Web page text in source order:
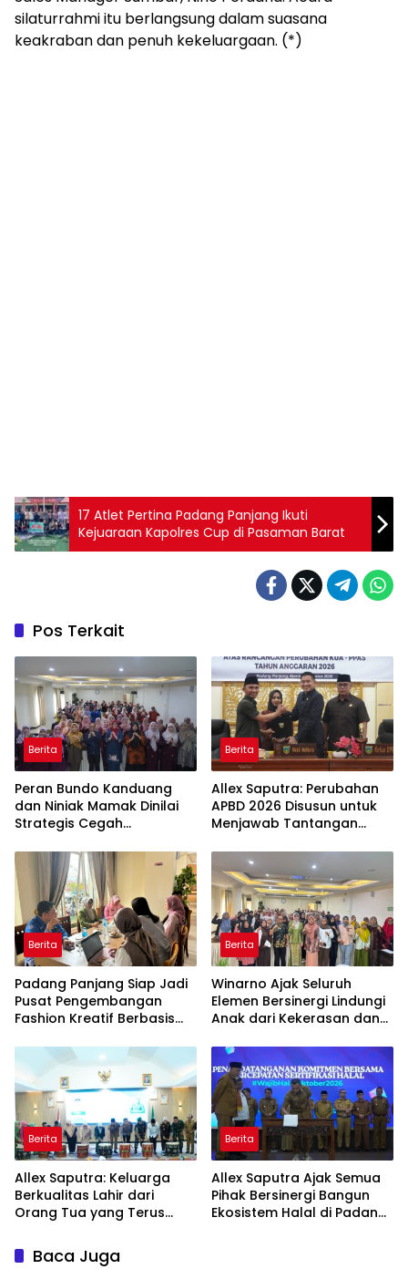
silaturrahmi itu berlangsung dalam suasana
keakraban dan penuh kekeluargaan. (*)
17 Atlet Pertina Padang Panjang Ikuti
Kejuaraan Kapolres Cup di Pasaman Barat
Pos Terkait
Berita
Peran Bundo Kanduang
dan Niniak Mamak Dinilai
Strategis Cegah
Berita
Allex Saputra: Perubahan
APBD 2026 Disusun untuk
Menjawab Tantangan
Berita
Padang Panjang Siap Jadi
Pusat Pengembangan
Fashion Kreatif Berbasis
Berita
Winarno Ajak Seluruh
Elemen Bersinergi Lindungi
Anak dari Kekerasan dan
Berita
Allex Saputra: Keluarga
Berkualitas Lahir dari
Orang Tua yang Terus
Berita
Allex Saputra Ajak Semua
Pihak Bersinergi Bangun
Ekosistem Halal di Padang
Baca Juga